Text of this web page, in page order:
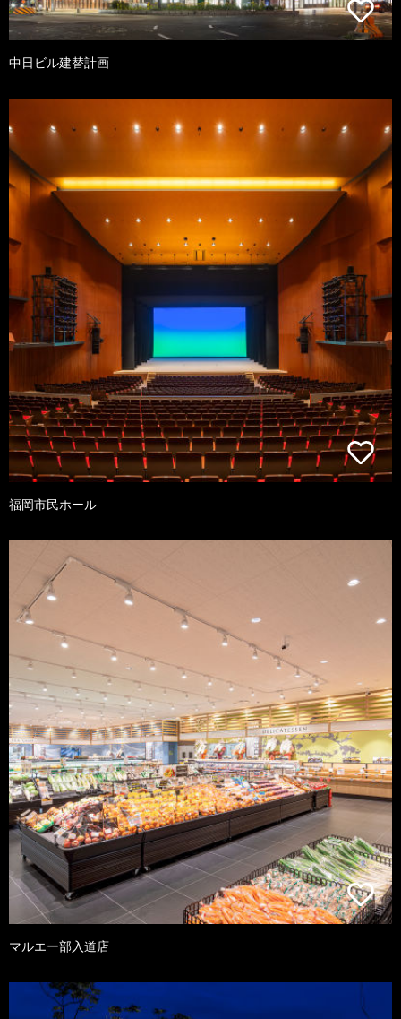
中日ビル建替計画
福岡市民ホール
マルエー部入道店